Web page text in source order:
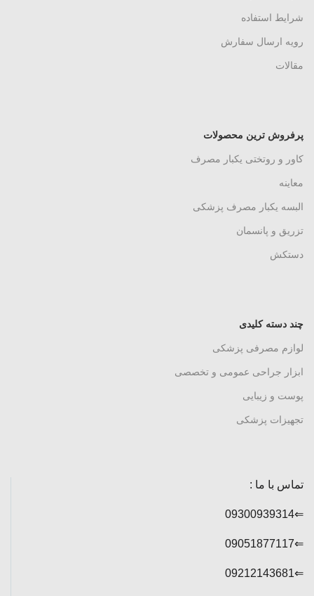
شرایط استفاده
رویه ارسال سفارش
مقالات
پرفروش ترین محصولات
کاور و روتختی یکبار مصرف
معاینه
البسه یکبار مصرف پزشکی
تزریق و پانسمان
دستکش
چند دسته کلیدی
لوازم مصرفی پزشکی
ابزار جراحی عمومی و تخصصی
پوست و زیبایی
تجهیزات پزشکی
تماس با ما :
⇐09300939314
⇐09051877117
⇐09212143681